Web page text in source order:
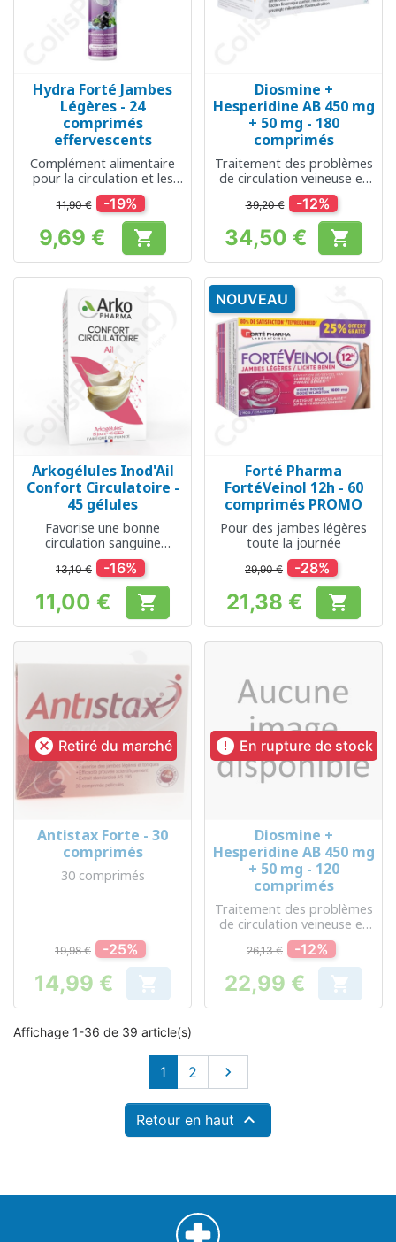
Hydra Forté Jambes
Légères - 24
comprimés
effervescents
Complément alimentaire
pour la circulation et les
jambes légères
11,90 € -19%
Prix
9,69 € 
Diosmine +
Hesperidine AB 450 mg
+ 50 mg - 180
comprimés
Traitement des problèmes
de circulation veineuse et
des hémorroïdes
39,20 € -12%
Prix
34,50 € 
Arkogélules Inod'Ail
Confort Circulatoire -
45 gélules
Favorise une bonne
circulation sanguine
générale
13,10 € -16%
Prix
11,00 € 
Forté Pharma
FortéVeinol 12h - 60
comprimés PROMO
Pour des jambes légères
toute la journée
29,90 € -28%
Prix
21,38 € 
NOUVEAU
 Retiré du marché
Antistax Forte - 30
comprimés
30 comprimés
19,98 € -25%
Prix
14,99 € 
 En rupture de stock
Diosmine +
Hesperidine AB 450 mg
+ 50 mg - 120
comprimés
Traitement des problèmes
de circulation veineuse et
des hémorroïdes
26,13 € -12%
Prix
22,99 € 
Affichage 1-36 de 39 article(s)
1 2 Suivant

Retour en haut 